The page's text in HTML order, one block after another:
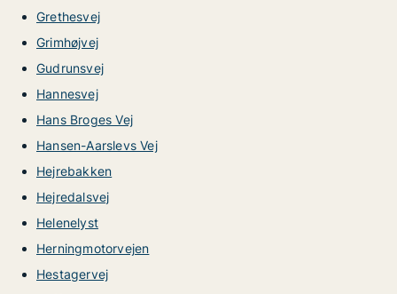
Grethesvej
Grimhøjvej
Gudrunsvej
Hannesvej
Hans Broges Vej
Hansen-Aarslevs Vej
Hejrebakken
Hejredalsvej
Helenelyst
Herningmotorvejen
Hestagervej